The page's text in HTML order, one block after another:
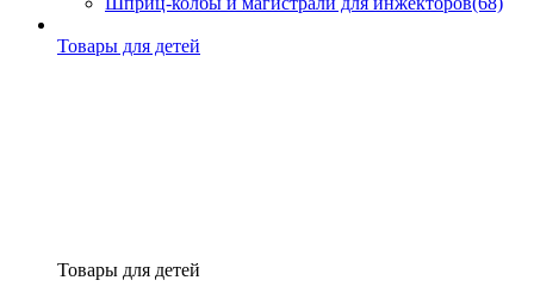
Товары для детей
Товары для детей